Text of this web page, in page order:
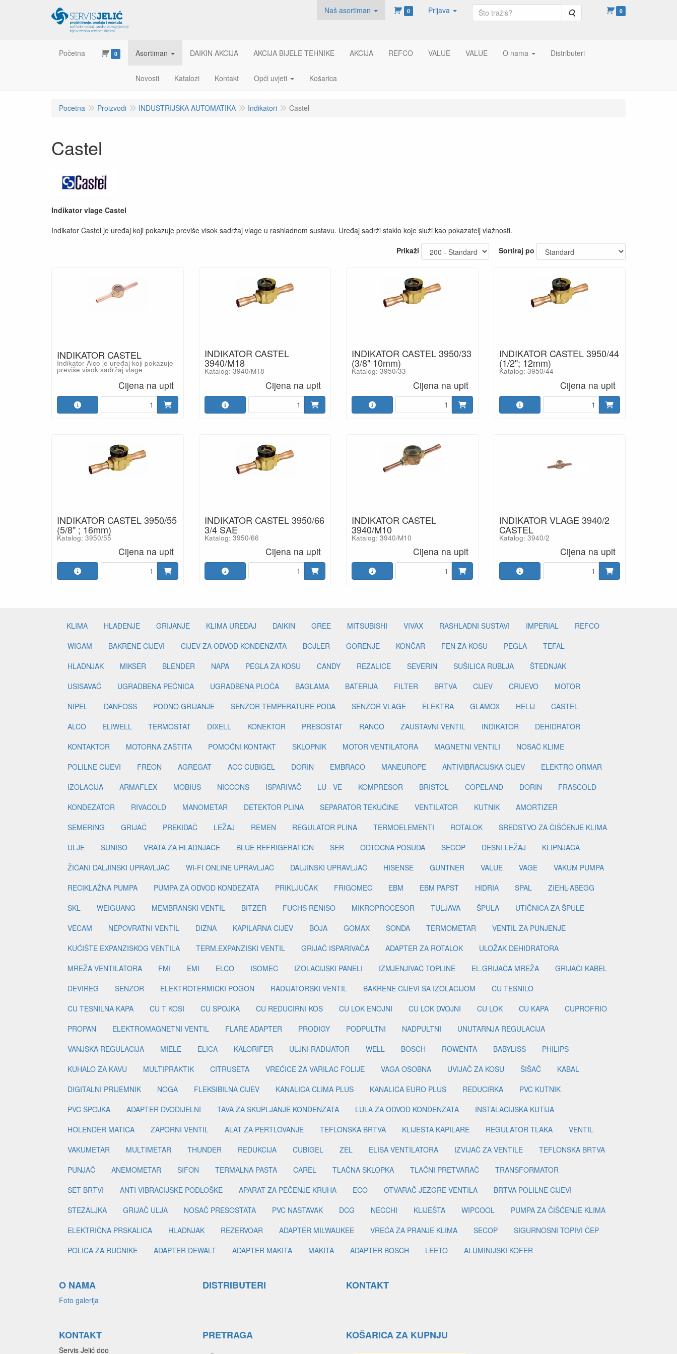
Naš asortiman 0 Prijava Pretraga 0
Početna 0 Asortiman DAIKIN AKCIJA AKCIJA BIJELE TEHNIKE AKCIJA REFCO VALUE VALUE O nama Distributeri
Novosti Katalozi Kontakt Opći uvjeti Košarica
Pocetna Proizvodi INDUSTRIJSKA AUTOMATIKA Indikatori Castel
Castel
Indikator vlage Castel
Indikator Castel je uređaj koji pokazuje previše visok sadržaj vlage u rashladnom sustavu. Uređaj sadrži staklo koje služi kao pokazatelj vlažnosti.
Prikaži
Sortiraj po
INDIKATOR CASTEL
Indikator Alco je uređaj koji pokazuje
previše visok sadržaj vlage
Cijena na upit
INDIKATOR CASTEL
3940/M18
Katalog: 3940/M18
Cijena na upit
INDIKATOR CASTEL 3950/33
(3/8" 10mm)
Katalog: 3950/33
Cijena na upit
INDIKATOR CASTEL 3950/44
(1/2"; 12mm)
Katalog: 3950/44
Cijena na upit
INDIKATOR CASTEL 3950/55
(5/8" ; 16mm)
Katalog: 3950/55
Cijena na upit
INDIKATOR CASTEL 3950/66
3/4 SAE
Katalog: 3950/66
Cijena na upit
INDIKATOR CASTEL
3940/M10
Katalog: 3940/M10
Cijena na upit
INDIKATOR VLAGE 3940/2
CASTEL
Katalog: 3940/2
Cijena na upit
KLIMA HLAĐENJE GRIJANJE KLIMA UREĐAJ DAIKIN GREE MITSUBISHI VIVAX RASHLADNI SUSTAVI IMPERIAL
REFCO
WIGAM
BAKRENE CIJEVI CIJEV ZA ODVOD KONDENZATA BOJLER GORENJE KONČAR FEN ZA KOSU PEGLA
TEFAL
HLADNJAK
MIKSER BLENDER NAPA PEGLA ZA KOSU CANDY REZALICE SEVERIN SUŠILICA RUBLJA
ŠTEDNJAK
USISAVAČ
UGRADBENA PEĆNICA UGRADBENA PLOČA BAGLAMA BATERIJA FILTER BRTVA CIJEV CRIJEVO
MOTOR
NIPEL
DANFOSS PODNO GRIJANJE SENZOR TEMPERATURE PODA SENZOR VLAGE ELEKTRA GLAMOX HELIJ
CASTEL
ALCO
ELIWELL TERMOSTAT DIXELL KONEKTOR PRESOSTAT RANCO ZAUSTAVNI VENTIL INDIKATOR
DEHIDRATOR
KONTAKTOR
MOTORNA ZAŠTITA POMOĆNI KONTAKT SKLOPNIK MOTOR VENTILATORA MAGNETNI VENTILI
NOSAČ KLIME
POLILNE CIJEVI
FREON AGREGAT ACC CUBIGEL DORIN EMBRACO MANEUROPE ANTIVIBRACIJSKA CIJEV
ELEKTRO ORMAR
IZOLACIJA
ARMAFLEX MOBIUS NICCONS ISPARIVAČ LU - VE KOMPRESOR BRISTOL COPELAND DORIN
FRASCOLD
KONDEZATOR
RIVACOLD MANOMETAR DETEKTOR PLINA SEPARATOR TEKUĆINE VENTILATOR KUTNIK
AMORTIZER
SEMERING
GRIJAČ PREKIDAČ LEŽAJ REMEN REGULATOR PLINA TERMOELEMENTI ROTALOK
SREDSTVO ZA ČIŠĆENJE KLIMA
ULJE
SUNISO VRATA ZA HLADNJAČE BLUE REFRIGERATION SER ODTOČNA POSUDA SECOP DESNI LEŽAJ
KLIPNJAČA
ŽIČANI DALJINSKI UPRAVLJAČ
WI-FI ONLINE UPRAVLJAČ DALJINSKI UPRAVLJAČ HISENSE GUNTNER VALUE VAGE
VAKUM PUMPA
RECIKLAŽNA PUMPA
PUMPA ZA ODVOD KONDEZATA PRIKLJUČAK FRIGOMEC EBM EBM PAPST HIDRIA SPAL
ZIEHL-ABEGG
SKL
WEIGUANG MEMBRANSKI VENTIL BITZER FUCHS RENISO MIKROPROCESOR TULJAVA ŠPULA
UTIČNICA ZA ŠPULE
VECAM
NEPOVRATNI VENTIL DIZNA KAPILARNA CIJEV BOJA GOMAX SONDA TERMOMETAR
VENTIL ZA PUNJENJE
KUĆIŠTE EXPANZISKOG VENTILA
TERM.EXPANZISKI VENTIL GRIJAČ ISPARIVAČA ADAPTER ZA ROTALOK
ULOŽAK DEHIDRATORA
MREŽA VENTILATORA
FMI EMI ELCO ISOMEC IZOLACIJSKI PANELI IZMJENJIVAČ TOPLINE EL.GRIJAČA MREŽA
GRIJAČI KABEL
DEVIREG
SENZOR ELEKTROTERMIČKI POGON RADIJATORSKI VENTIL BAKRENE CIJEVI SA IZOLACIJOM
CU TESNILO
CU TESNILNA KAPA
CU T KOSI CU SPOJKA CU REDUCIRNI KOS CU LOK ENOJNI CU LOK DVOJNI CU LOK CU KAPA
CUPROFRIO
PROPAN
ELEKTROMAGNETNI VENTIL FLARE ADAPTER PRODIGY PODPULTNI NADPULTNI
UNUTARNJA REGULACIJA
VANJSKA REGULACIJA
MIELE ELICA KALORIFER ULJNI RADIJATOR WELL BOSCH ROWENTA BABYLISS
PHILIPS
KUHALO ZA KAVU
MULTIPRAKTIK CITRUSETA VREĆICE ZA VARILAC FOLIJE VAGA OSOBNA UVIJAČ ZA KOSU ŠIŠAČ
KABAL
DIGITALNI PRIJEMNIK
NOGA FLEKSIBILNA CIJEV KANALICA CLIMA PLUS KANALICA EURO PLUS REDUCIRKA
PVC KUTNIK
PVC SPOJKA
ADAPTER DVODIJELNI TAVA ZA SKUPLJANJE KONDENZATA LULA ZA ODVOD KONDENZATA
INSTALACIJSKA KUTIJA
HOLENDER MATICA
ZAPORNI VENTIL ALAT ZA PERTLOVANJE TEFLONSKA BRTVA KLIJEŠTA KAPILARE REGULATOR TLAKA
VENTIL
VAKUMETAR
MULTIMETAR THUNDER REDUKCIJA CUBIGEL ZEL ELISA VENTILATORA IZVIJAČ ZA VENTILE
TEFLONSKA BRTVA
PUNJAČ
ANEMOMETAR SIFON TERMALNA PASTA CAREL TLAČNA SKLOPKA TLAČNI PRETVARAČ
TRANSFORMATOR
SET BRTVI
ANTI VIBRACIJSKE PODLOŠKE APARAT ZA PEČENJE KRUHA ECO OTVARAČ JEZGRE VENTILA
BRTVA POLILNE CIJEVI
STEZALJKA
GRIJAČ ULJA NOSAČ PRESOSTATA PVC NASTAVAK DCG NECCHI KLIJEŠTA WIPCOOL
PUMPA ZA ČIŠĆENJE KLIMA
ELEKTRIČNA PRSKALICA
HLADNJAK REZERVOAR ADAPTER MILWAUKEE VREĆA ZA PRANJE KLIMA SECOP
SIGURNOSNI TOPIVI ČEP
POLICA ZA RUČNIKE
ADAPTER DEWALT ADAPTER MAKITA MAKITA ADAPTER BOSCH LEETO ALUMINIJSKI KOFER
O NAMA
Foto galerija
DISTRIBUTERI KONTAKT
KONTAKT
Servis Jelić doo
PRETRAGA KOŠARICA ZA KUPNJU